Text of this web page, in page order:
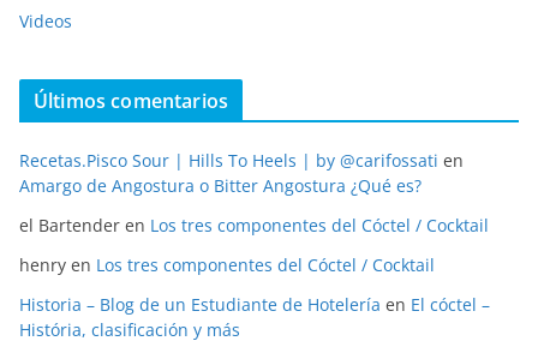
Videos
Últimos comentarios
Recetas.Pisco Sour | Hills To Heels | by @carifossati en
Amargo de Angostura o Bitter Angostura ¿Qué es?
el Bartender en Los tres componentes del Cóctel / Cocktail
henry en Los tres componentes del Cóctel / Cocktail
Historia – Blog de un Estudiante de Hotelería en El cóctel –
História, clasificación y más